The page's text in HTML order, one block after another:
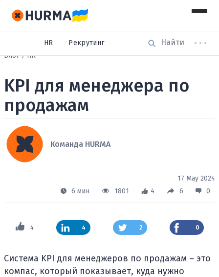
HR
Рекрутинг
Блог
HR
KPI для менеджера по
продажам
Команда HURMA
17 May 2024
6 мин
1801 4 6 0
4 4 2 0
Система KPI для менеджеров по продажам – это
компас, который показывает, куда нужно